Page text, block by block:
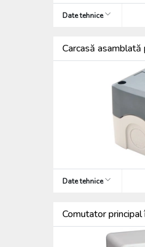
Date tehnice
Carcasă
Date tehnice
Comutator